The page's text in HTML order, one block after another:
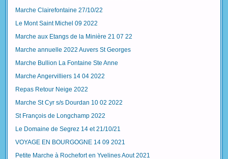
Marche Clairefontaine 27/10/22
Le Mont Saint Michel 09 2022
Marche aux Etangs de la Minière 21 07 22
Marche annuelle 2022 Auvers St Georges
Marche Bullion La Fontaine Ste Anne
Marche Angervilliers 14 04 2022
Repas Retour Neige 2022
Marche St Cyr s/s Dourdan 10 02 2022
St François de Longchamp 2022
Le Domaine de Segrez 14 et 21/10/21
VOYAGE EN BOURGOGNE 14 09 2021
Petite Marche à Rochefort en Yvelines Aout 2021